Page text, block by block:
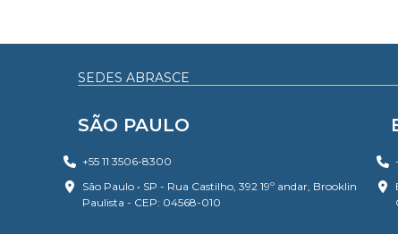
SEDES ABRASCE
SÃO PAULO
+55 11 3506-8300
São Paulo • SP - Rua Castilho, 392 19º andar, Brooklin
Paulista - CEP: 04568-010